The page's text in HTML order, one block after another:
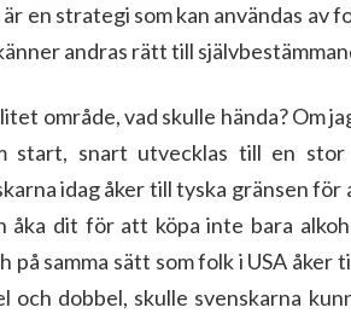
en strategi som kan användas av
andras rätt till
område, vad skulle hända? Om
start, snart utvecklas till en
idag åker till tyska gränsen för
dit för att köpa inte bara
samma sätt som folk i USA åker
dobbel, skulle svenskarna